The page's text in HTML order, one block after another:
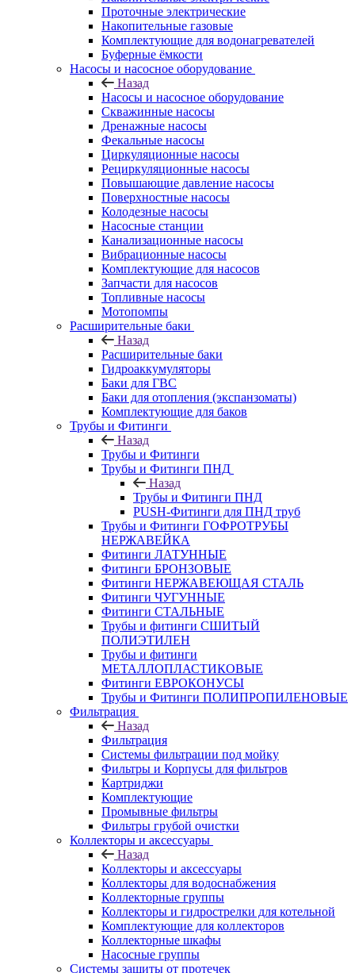
Проточные электрические
Накопительные газовые
Комплектующие для водонагревателей
Буферные ёмкости
Насосы и насосное оборудование
Назад
Насосы и насосное оборудование
Скважинные насосы
Дренажные насосы
Фекальные насосы
Циркуляционные насосы
Рециркуляционные насосы
Повышающие давление насосы
Поверхностные насосы
Колодезные насосы
Насосные станции
Канализационные насосы
Вибрационные насосы
Комплектующие для насосов
Запчасти для насосов
Топливные насосы
Мотопомпы
Расширительные баки
Назад
Расширительные баки
Гидроаккумуляторы
Баки для ГВС
Баки для отопления (экспанзоматы)
Комплектующие для баков
Трубы и Фитинги
Назад
Трубы и Фитинги
Трубы и Фитинги ПНД
Назад
Трубы и Фитинги ПНД
PUSH-Фитинги для ПНД труб
Трубы и Фитинги ГОФРОТРУБЫ
НЕРЖАВЕЙКА
Фитинги ЛАТУННЫЕ
Фитинги БРОНЗОВЫЕ
Фитинги НЕРЖАВЕЮЩАЯ СТАЛЬ
Фитинги ЧУГУННЫЕ
Фитинги СТАЛЬНЫЕ
Трубы и фитинги СШИТЫЙ
ПОЛИЭТИЛЕН
Трубы и фитинги
МЕТАЛЛОПЛАСТИКОВЫЕ
Фитинги ЕВРОКОНУСЫ
Трубы и Фитинги ПОЛИПРОПИЛЕНОВЫЕ
Фильтрация
Назад
Фильтрация
Системы фильтрации под мойку
Фильтры и Корпусы для фильтров
Картриджи
Комплектующие
Промывные фильтры
Фильтры грубой очистки
Коллекторы и аксессуары
Назад
Коллекторы и аксессуары
Коллекторы для водоснабжения
Коллекторные группы
Коллекторы и гидрострелки для котельной
Комплектующие для коллекторов
Коллекторные шкафы
Насосные группы
Системы защиты от протечек